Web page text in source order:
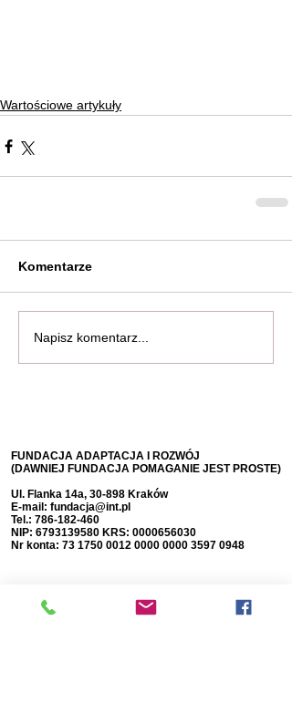
Wartościowe artykuły
Komentarze
Napisz komentarz...
FUNDACJA ADAPTACJA I ROZWÓJ
(DAWNIEJ FUNDACJA POMAGANIE JEST PROSTE)
Ul. Flanka 14a, 30-898 Kraków
E-mail: fundacja@int.pl
Tel.: 786-182-460
NIP: 6793139580 KRS: 0000656030
Nr konta: 73 1750 0012 0000 0000 3597 0948